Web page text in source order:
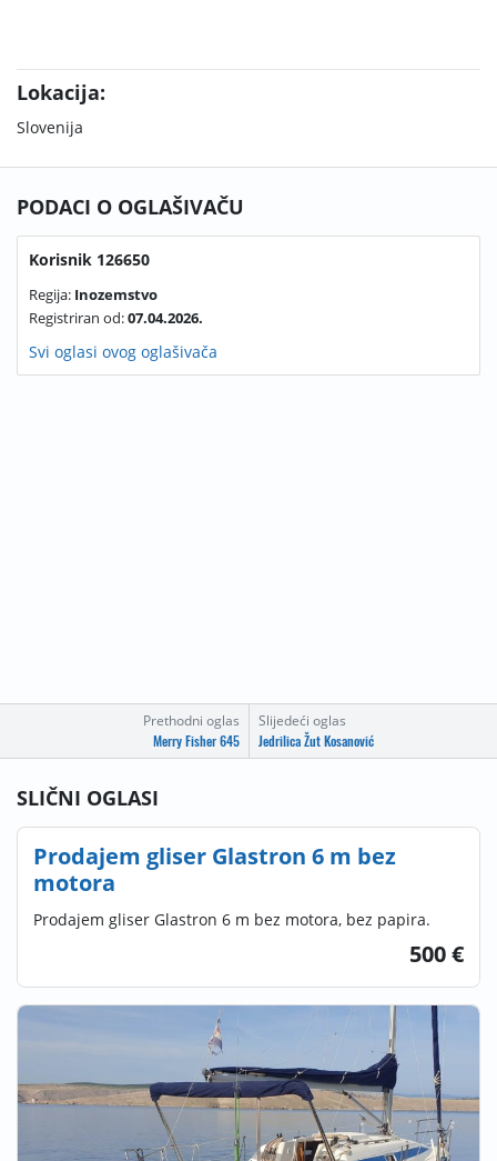
Lokacija:
Slovenija
Prethodni oglas
Merry Fisher 645
Slijedeći oglas
Jedrilica Žut Kosanović
PODACI O OGLAŠIVAČU
Korisnik 126650
Regija: Inozemstvo
Registriran od:07.04.2026.
Svi oglasi ovog oglašivača
SLIČNI OGLASI
Prodajem gliser Glastron 6 m bez
motora
Prodajem gliser Glastron 6 m bez motora, bez papira.
500 €